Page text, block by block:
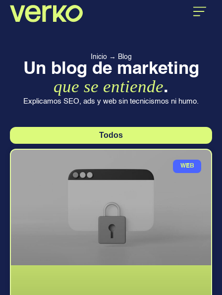
Inicio→ Blog
Un blog de marketing
que se entiende.
Explicamos SEO, ads y web sin tecnicismos ni humo.
Todos
WEB